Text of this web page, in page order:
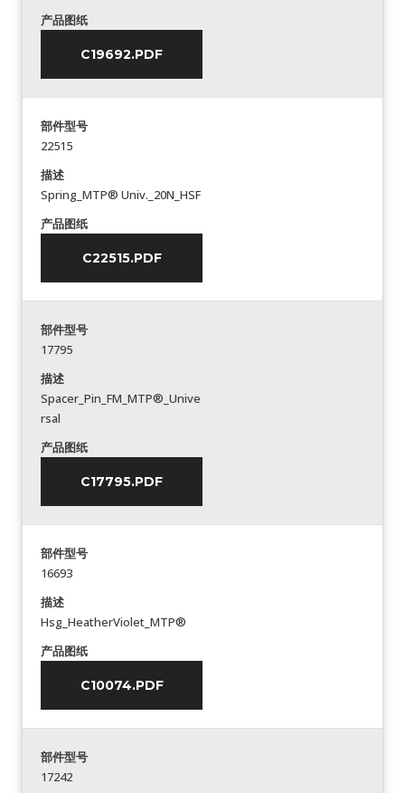
产品图纸
C19692.PDF
部件型号
22515
描述
Spring_MTP® Univ._20N_HSF
产品图纸
C22515.PDF
部件型号
17795
描述
Spacer_Pin_FM_MTP®_Unive
rsal
产品图纸
C17795.PDF
部件型号
16693
描述
Hsg_HeatherViolet_MTP®
产品图纸
C10074.PDF
部件型号
17242